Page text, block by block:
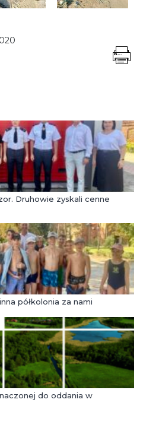
Druhowie zyskali cenne
półkolonia za nami
do oddania w